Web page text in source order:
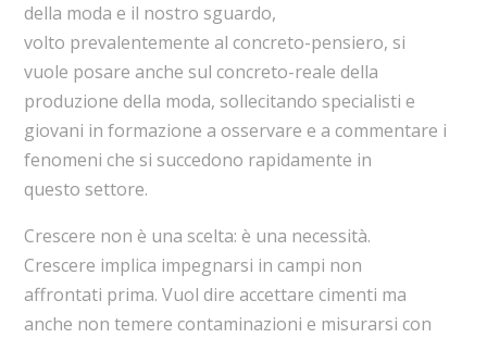
della moda e il nostro sguardo,
volto prevalentemente al concreto-pensiero, si
vuole posare anche sul concreto-reale della
produzione della moda, sollecitando specialisti e
giovani in formazione a osservare e a commentare i
fenomeni che si succedono rapidamente in
questo settore.
Crescere non è una scelta: è una necessità.
Crescere implica impegnarsi in campi non
affrontati prima. Vuol dire accettare cimenti ma
anche non temere contaminazioni e misurarsi con